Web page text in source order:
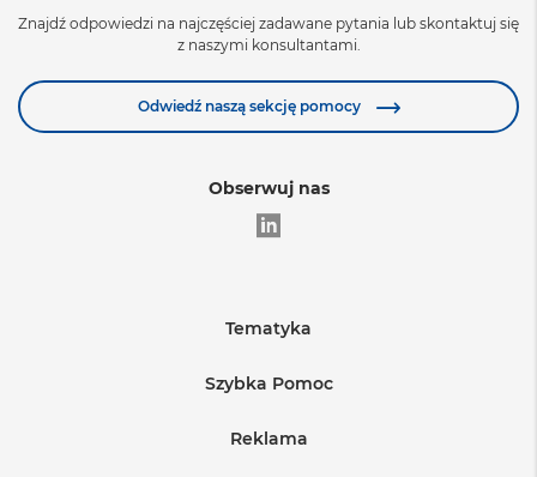
Znajdź odpowiedzi na najczęściej zadawane pytania lub skontaktuj się
z naszymi konsultantami.
Odwiedź naszą sekcję pomocy
Obserwuj nas
Tematyka
Edukacja
Medycyna
Szybka Pomoc
Warunki sprzedaży
Reklama